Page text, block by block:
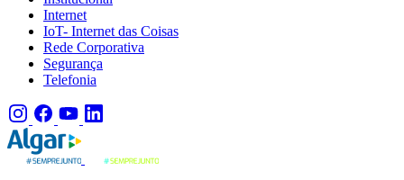
Internet
IoT- Internet das Coisas
Rede Corporativa
Segurança
Telefonia